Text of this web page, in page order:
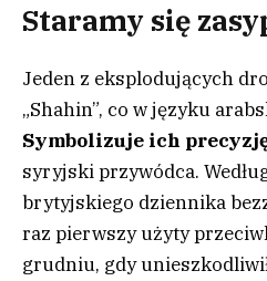
Staramy się
Jeden z eksplodujących
„Shahin”, co w języku
Symbolizuje ich
syryjski przywódca.
brytyjskiego dziennika
raz pierwszy użyty
grudniu, gdy